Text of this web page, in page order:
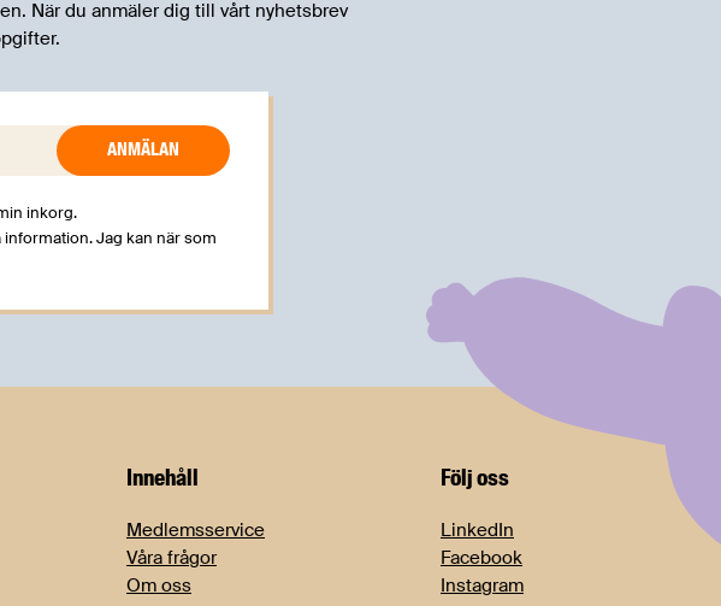
När du anmäler dig till vårt nyhetsbrev
inkorg.
Jag kan när som
Innehåll
Medlemsservice
Våra frågor
Om oss
Följ oss
LinkedIn
Facebook
Instagram